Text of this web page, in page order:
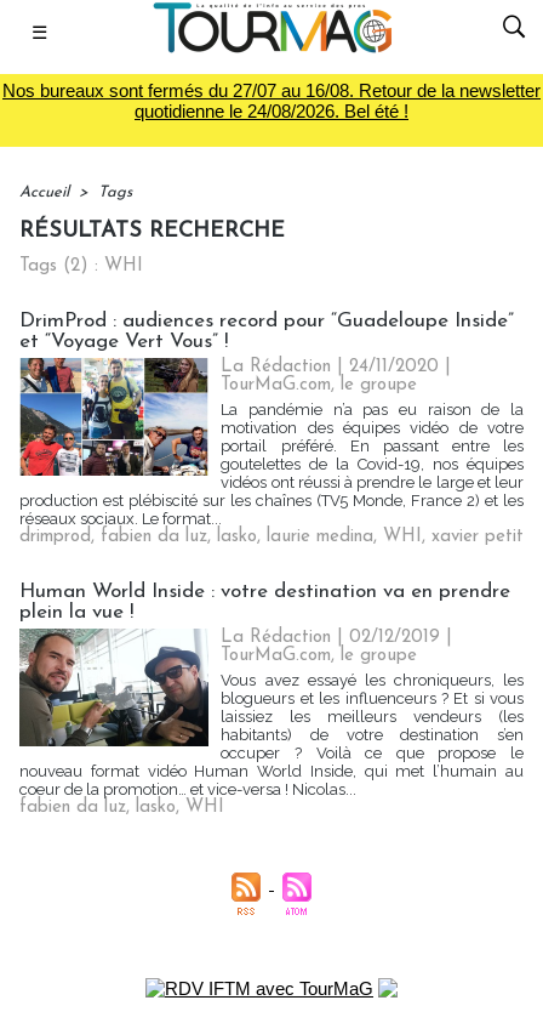
☰
Nos bureaux sont fermés du 27/07 au 16/08. Retour de la newsletter
quotidienne le 24/08/2026. Bel été !
Accueil > Tags
RÉSULTATS RECHERCHE
Tags (2) : WHI
DrimProd : audiences record pour “Guadeloupe Inside”
et “Voyage Vert Vous” !
La Rédaction | 24/11/2020
TourMaG.com, le groupe
La pandémie n’a pas eu raison de la
motivation des équipes vidéo de votre
portail préféré. En passant entre les
goutelettes de la Covid-19, nos équipes
vidéos ont réussi à prendre le large et leur
production est plébiscité sur les chaînes (TV5 Monde, France 2) et les
réseaux sociaux. Le format...
drimprod, fabien da luz, lasko, laurie medina, WHI, xavier petit
Human World Inside : votre destination va en prendre
plein la vue !
La Rédaction | 02/12/2019
TourMaG.com, le groupe
Vous avez essayé les chroniqueurs, les
blogueurs et les influenceurs ? Et si vous
laissiez les meilleurs vendeurs (les
habitants) de votre destination s’en
occuper ? Voilà ce que propose le
nouveau format vidéo Human World Inside, qui met l’humain au
coeur de la promotion… et vice-versa ! Nicolas...
fabien da luz, lasko, WHI